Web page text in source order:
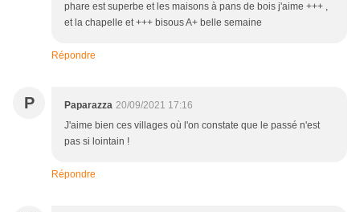
phare est superbe et les maisons à pans de bois j'aime +++ ,
et la chapelle et +++ bisous A+ belle semaine
Répondre
P Paparazza 20/09/2021 17:16
J'aime bien ces villages où l'on constate que le passé n'est
pas si lointain !
Répondre